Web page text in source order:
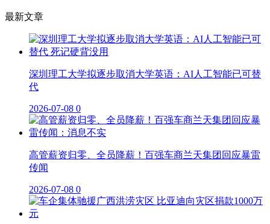
最新文章
深圳理工大学拟逐步取消大学英语：AI人工智能已可替
代
2026-07-08 0
高管薪资归零、全员降薪！百强车商兰天集团回应暴雷
传闻
2026-07-08 0